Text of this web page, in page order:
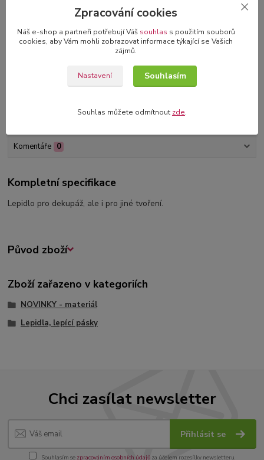
Bonusy k albům
samolepící čtverečky nebo růžky
3D blahopřání v dárkové krabičce
Komentáře 0
Kompletní specifikace
Lepidlo pro dekupáž, ale i pro jiné tvoření.
Původ zboží
Zboží zařazeno v kategoriích
NOVINKY - materiál
Lepidla, lepící pásky
Chci zasílat newsletter
Přihlásit se
Souhlasím se zpracováním osobních údajůza účelem rozesílky newsletteru.
Zpracování cookies
Náš e-shop a partneři potřebují Váš souhlas s použitím souborů
cookies, aby Vám mohli zobrazovat informace týkající se Vašich
zájmů.
Nastavení Souhlasím
Souhlas můžete odmítnout zde.